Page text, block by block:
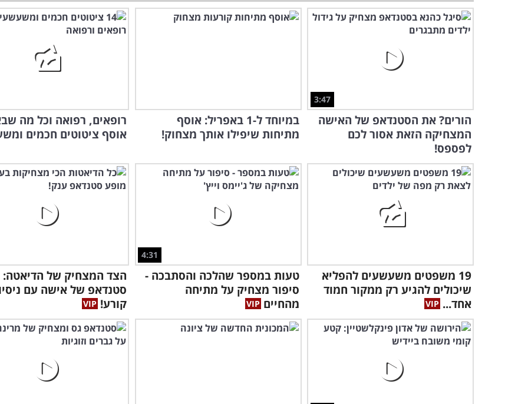
3:47
הורים? את הסטנדאפ של האישה
המצחיקה הזאת אסור לכם
לפספס!
במיוחד ל-1 באפריל: אוסף
מתיחות שיפילו אותך מצחוק!
רופאים, רפואה וכל מה
אוסף ציטוטים חכמים
19 משפטים משעשעים להפליא
שיכולים להגיע רק ממקור חמוד
אחד...
4:31
טעות במספר שהלכה והסתבכה -
סיפור מצחיק על מתיחה
מהחיים
הצד המצחיק של הדיאטה:
סטנדאפ של אישה עם
קורע!